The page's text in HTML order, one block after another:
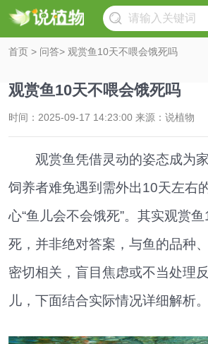
首页 > 问答> 观赏鱼10天不喂会饿死吗
观赏鱼10天不喂会饿死吗
时间：2025-09-17 14:23:00 来源：说植物
观赏鱼凭借灵动的姿态成为家
饲养者难免遇到需外出10天左右
心“鱼儿会不会饿死”。其实观赏
死，并非绝对答案，与鱼的品种
密切相关，盲目焦虑或不当处理
儿，下面结合实际情况详细解析。